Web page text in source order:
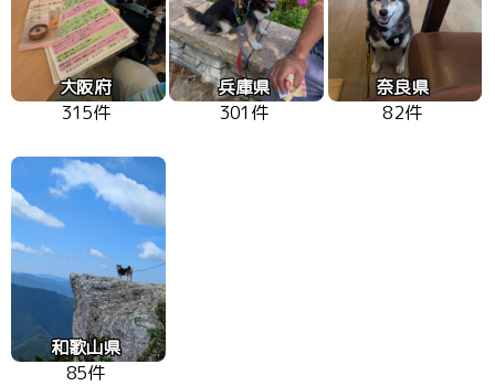
大阪府
315件
兵庫県
301件
奈良県
82件
和歌山県
85件